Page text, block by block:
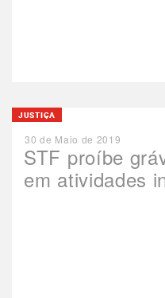
STF proíbe
em atividades
JUSTIÇA
30 de Maio de 2019